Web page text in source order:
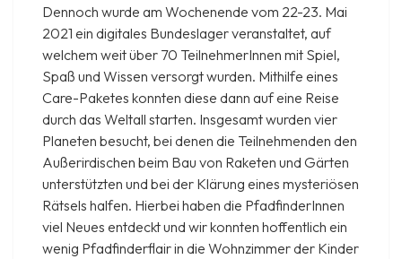
Dennoch wurde am Wochenende vom 22-23. Mai
2021 ein digitales Bundeslager veranstaltet, auf
welchem weit über 70 TeilnehmerInnen mit Spiel,
Spaß und Wissen versorgt wurden. Mithilfe eines
Care-Paketes konnten diese dann auf eine Reise
durch das Weltall starten. Insgesamt wurden vier
Planeten besucht, bei denen die Teilnehmenden den
Außerirdischen beim Bau von Raketen und Gärten
unterstützten und bei der Klärung eines mysteriösen
Rätsels halfen. Hierbei haben die PfadfinderInnen
viel Neues entdeckt und wir konnten hoffentlich ein
wenig Pfadfinderflair in die Wohnzimmer der Kinder